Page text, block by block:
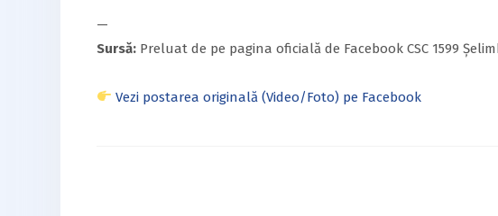
—
Sursă: Preluat de pe pagina oficială de Facebook CSC 1599
Vezi postarea originală (Video/Foto) pe Facebook